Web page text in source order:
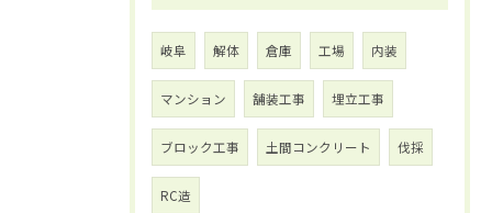
岐阜 解体 倉庫 工場 内装
マンション 舗装工事 埋立工事
ブロック工事 土間コンクリート 伐採
RC造